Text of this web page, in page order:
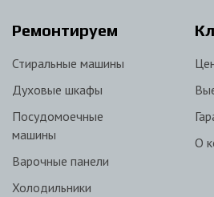
Ремонтируем
Стиральные машины
Духовые шкафы
Посудомоечные
машины
Варочные панели
Холодильники
О